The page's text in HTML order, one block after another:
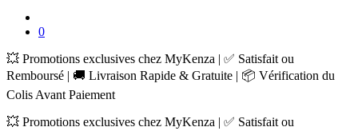
0
💥 Promotions exclusives chez MyKenza | ✅ Satisfait ou
Remboursé | 🚚 Livraison Rapide & Gratuite | 📦 Vérification du
Colis Avant Paiement
💥 Promotions exclusives chez MyKenza | ✅ Satisfait ou